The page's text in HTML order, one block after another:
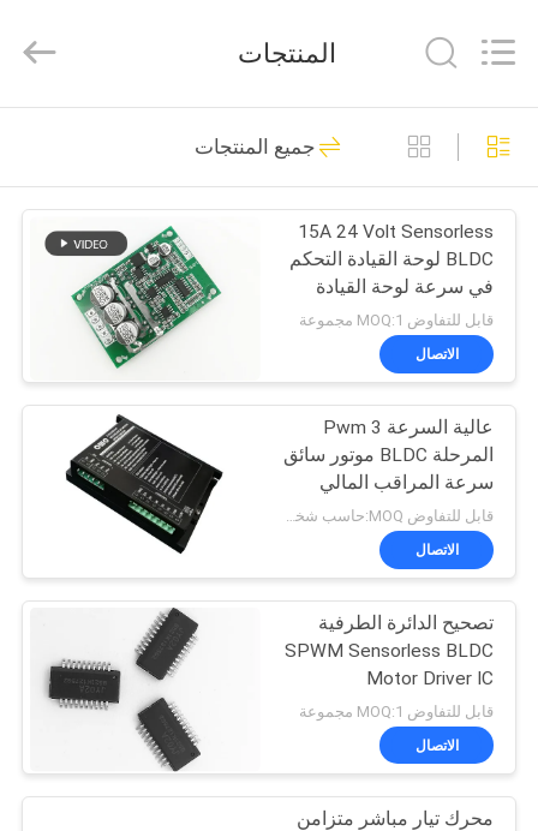
منزل
المنتجات
أشرطة
فيديو
حول
جولة
في
المعمل
ضبط
الجودة
اتصل
Motor
Technology
Rights
مجلس سائق BLDC
191
سائق BLDC موتور IC
36
3 مراحل سائق محرك
BLDC
24
المنتجات
جميع المنتجات
15A 24 Volt Sensorless
BLDC لوحة القيادة التحكم
في سرعة لوحة القيادة
قابل للتفاوض MOQ:1 مجموعة
الاتصال
عالية السرعة Pwm 3
المرحلة BLDC موتور سائق
سرعة المراقب المالي
الاتصال
تصحيح الدائرة الطرفية
SPWM Sensorless BLDC
Motor Driver IC
قابل للتفاوض MOQ:1 مجموعة
الاتصال
محرك تيار مباشر متزامن